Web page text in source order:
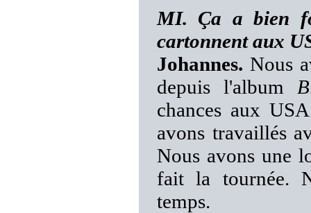
MI. Ça a bien
cartonnent aux
Johannes. Nous
depuis l'album
chances aux
avons travaillés
Nous avons une
fait la tournée.
temps.